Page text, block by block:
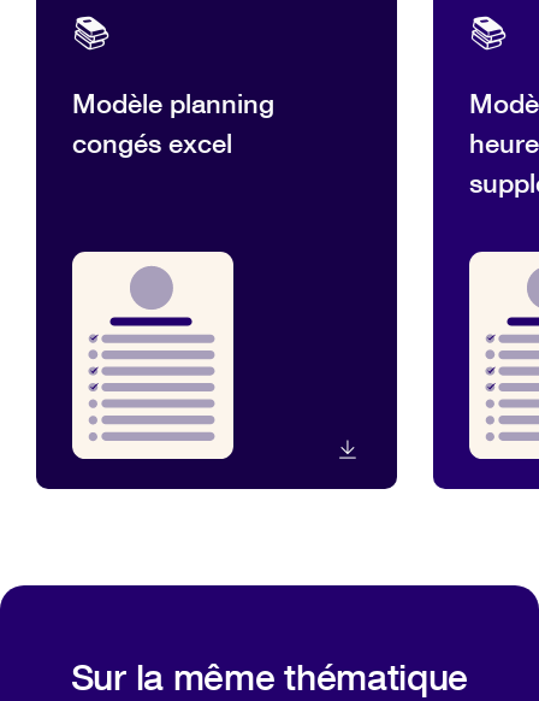
📚
Modèle planning
congés excel
📚
Sur la même thématique